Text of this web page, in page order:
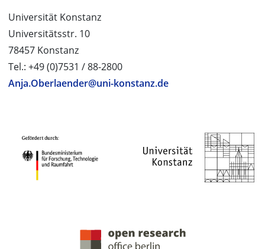
Universität Konstanz
Universitätsstr. 10
78457 Konstanz
Tel.: +49 (0)7531 / 88-2800
Anja.Oberlaender@uni-konstanz.de